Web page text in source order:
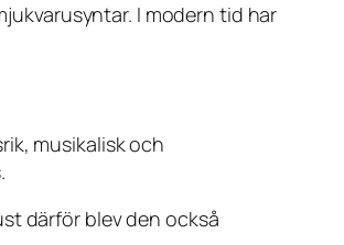
I modern tid har
musikalisk och
därför blev den också